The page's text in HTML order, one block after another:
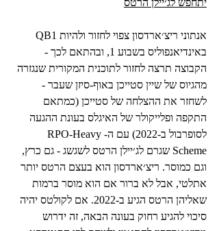
יתחפש לג׳יילן הרטס
באינדיאנפוליס בשבוע 1, ובהתאם לכך -
הקבוצה תרצה לחזור לתוכנית המקורית שנגזרה
מהגיוס של שיין סטייכן באוף-סיזן שעבר -
לשחזר את ההצלחה של סטייכן (כמתאם
התקפה ופלייקולר של האיגלס בעונת ההגעה
לסופרבול ב-2022) עם ה-RPO-Heavy
Scheme שגרם לג׳יילן הרטס לשגשג - גם כרץ,
וגם כמוסר. ריצ׳ארדסון הוא בעצם הרטס יותר
אתלטי, אבל לא ברור אם הוא מוסר ברמות
שאליהן הרטס הגיע ב-2022. אם לקולטס יהיה
סיכוי להגיע רחוק בעונה הבאה, זה ידרוש